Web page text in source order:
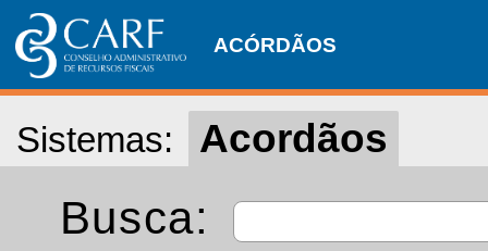
ACÓRDÃOS
Sistemas: Acordãos
Busca: